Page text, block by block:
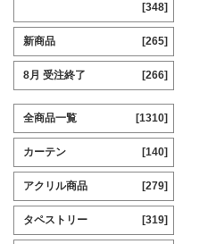
[348]
新商品 [265]
8月 受注終了 [266]
全商品一覧 [1310]
カーテン [140]
アクリル商品 [279]
タペストリー [319]